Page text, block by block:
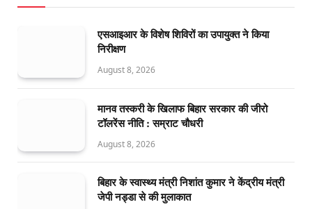
एसआइआर के विशेष शिविरों का उपायुक्त ने किया
निरीक्षण
August 8, 2026
मानव तस्करी के खिलाफ बिहार सरकार की जीरो
टॉलरेंस नीति : सम्राट चौधरी
August 8, 2026
बिहार के स्वास्थ्य मंत्री निशांत कुमार ने केंद्रीय मंत्री
जेपी नड्डा से की मुलाकात